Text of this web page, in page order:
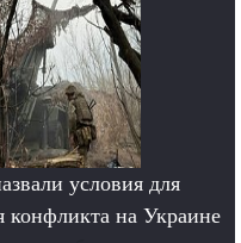
условия для
конфликта на Украине